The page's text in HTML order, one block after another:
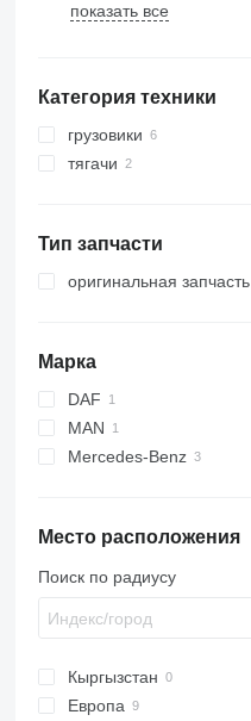
показать все
Категория техники
грузовики
тягачи
Тип запчасти
оригинальная запчасть
Марка
DAF
XF
MAN
Mercedes-Benz
Место расположения
Поиск по радиусу
Кыргызстан
Европа